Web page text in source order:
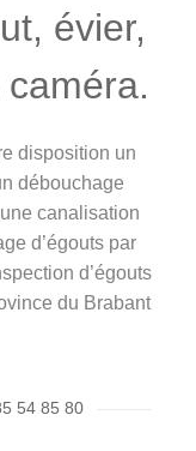
évier,
disposition un
débouchage
canalisation
d’égouts par
d’égouts
du Brabant
54 85 80